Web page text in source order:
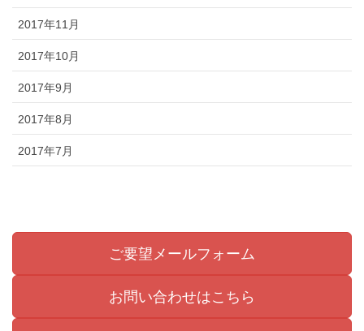
2017年11月
2017年10月
2017年9月
2017年8月
2017年7月
ご要望メールフォーム
お問い合わせはこちら